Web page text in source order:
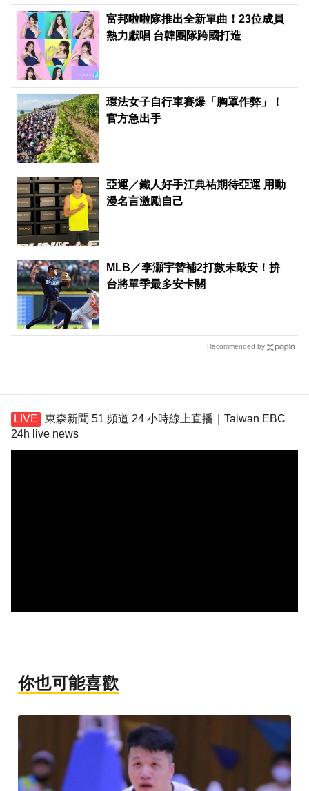
富邦啦啦隊推出全新單曲！23位成員
熱力獻唱 台韓團隊跨國打造
環法女子自行車賽爆「胸罩作弊」！
官方急出手
亞運／鐵人好手江典祐期待亞運 用動
漫名言激勵自己
MLB／李灝宇替補2打數未敲安！拚
台將單季最多安卡關
Recommended by
東森新聞 51 頻道 24 小時線上直播｜Taiwan EBC
24h live news
你也可能喜歡